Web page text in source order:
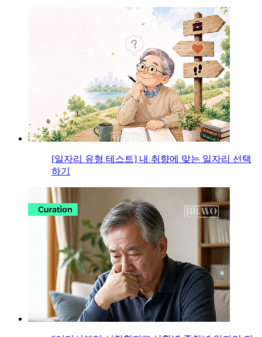
[일자리 유형 테스트] 내 취향에 맞는 일자리 선택
하기